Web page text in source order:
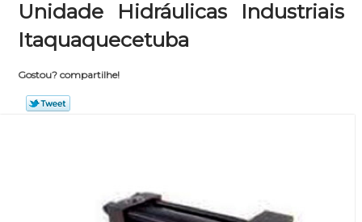
Unidade Hidráulicas Industriais
Itaquaquecetuba
Gostou? compartilhe!